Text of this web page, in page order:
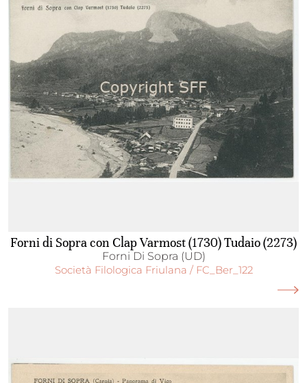
Forni di Sopra con Clap Varmost (1730) Tudaio (2273)
Forni Di Sopra (UD)
Società Filologica Friulana / FC_Ber_122